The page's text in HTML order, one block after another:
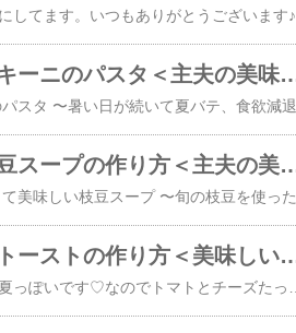
本日のおうちランチは生ハムとズッキーニのパスタ＜主夫
簡単！夏向けな冷たくて美味しい枝豆スープの作
簡単！トマトとパンチェッタのピザトーストの作り